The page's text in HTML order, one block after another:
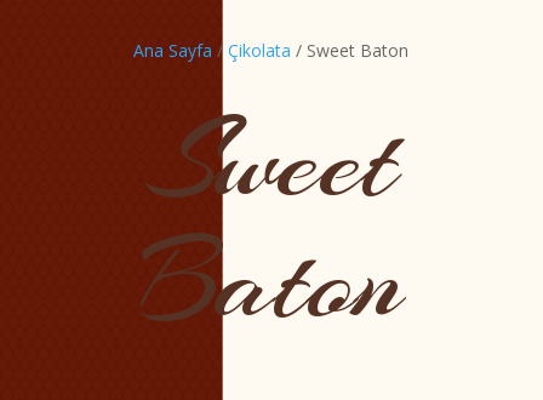
Ana Sayfa /Çikolata / Sweet Baton
Sweet
Baton